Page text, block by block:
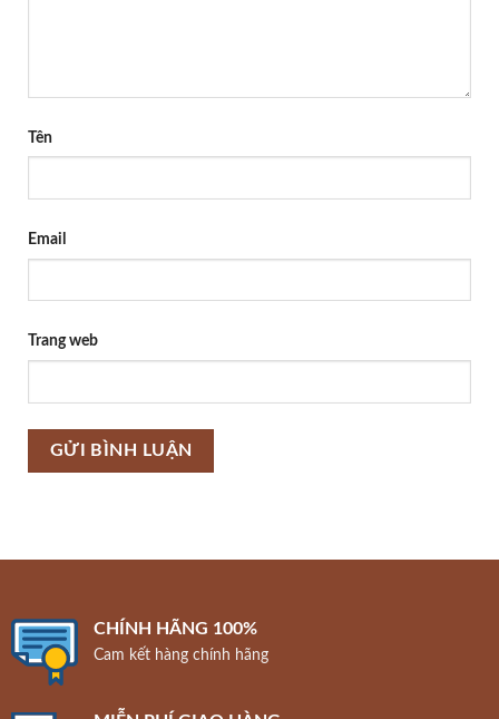
Tên
Email
Trang web
CHÍNH HÃNG 100%
Cam kết hàng chính hãng